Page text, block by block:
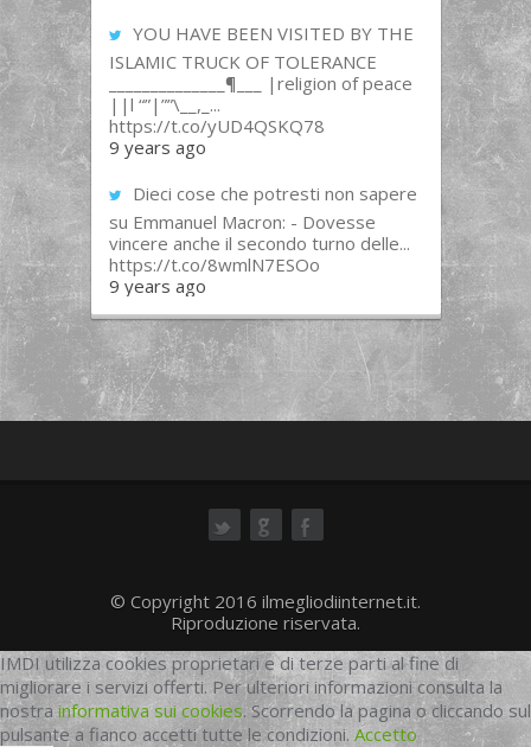
YOU HAVE BEEN VISITED BY THE
ISLAMIC TRUCK OF TOLERANCE
______________¶___ |religion of peace
||l “”|””\__,_...
https://t.co/yUD4QSKQ78
9 years ago
Dieci cose che potresti non sapere
su Emmanuel Macron: - Dovesse
vincere anche il secondo turno delle...
https://t.co/8wmlN7ESOo
9 years ago
© Copyright 2016 ilmegliodiinternet.it.
Riproduzione riservata.
IMDI utilizza cookies proprietari e di terze parti al fine di
migliorare i servizi offerti. Per ulteriori informazioni consulta la
nostrainformativa sui cookies. Scorrendo la pagina o cliccando sul
pulsante a fianco accetti tutte le condizioni. Accetto